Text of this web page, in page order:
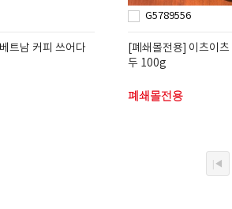
트남 커피 쓰어다
G5789556
[폐쇄몰전용] 이츠이
두 100g
폐쇄몰전용